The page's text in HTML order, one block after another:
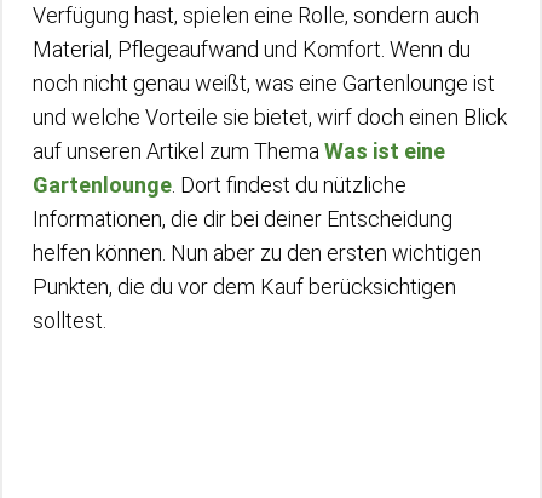
Verfügung hast, spielen eine Rolle, sondern auch
Material, Pflegeaufwand und Komfort. Wenn du
noch nicht genau weißt, was eine Gartenlounge ist
und welche Vorteile sie bietet, wirf doch einen Blick
auf unseren Artikel zum Thema Was ist eine
Gartenlounge . Dort findest du nützliche
Informationen, die dir bei deiner Entscheidung
helfen können. Nun aber zu den ersten wichtigen
Punkten, die du vor dem Kauf berücksichtigen
solltest.